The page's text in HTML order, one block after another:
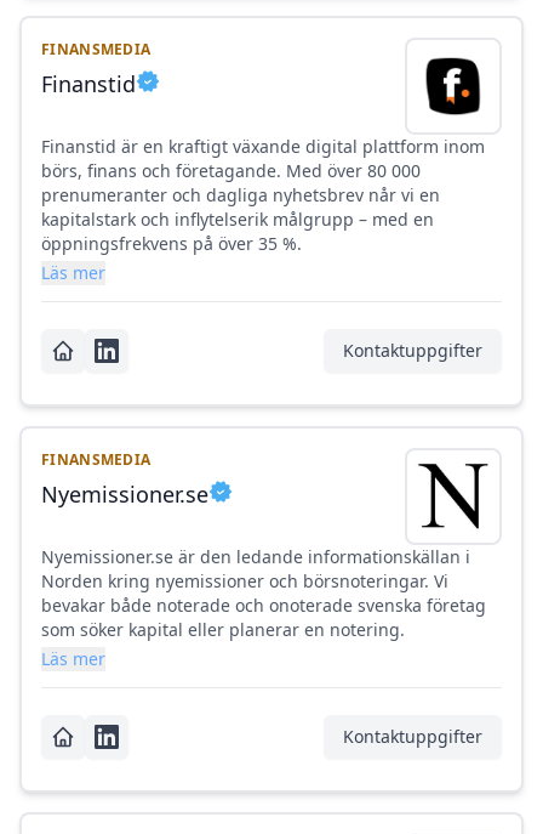
FINANSMEDIA
Finanstid
Finanstid är en kraftigt växande digital plattform inom
börs, finans och företagande. Med över 80 000
prenumeranter och dagliga nyhetsbrev når vi en
kapitalstark och inflytelserik målgrupp – med en
öppningsfrekvens på över 35 %.
Läs mer
Kontaktuppgifter
FINANSMEDIA
Nyemissioner.se
Nyemissioner.se är den ledande informationskällan i
Norden kring nyemissioner och börsnoteringar. Vi
bevakar både noterade och onoterade svenska företag
som söker kapital eller planerar en notering.
Läs mer
Kontaktuppgifter